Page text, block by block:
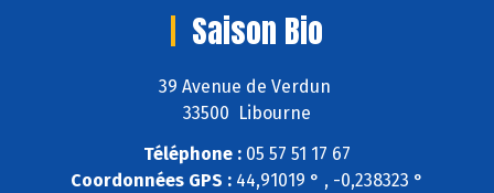
Saison Bio
39 Avenue de Verdun
33500 Libourne
Téléphone : 05 57 51 17 67
Coordonnées GPS : 44,91019 ° , -0,238323 °